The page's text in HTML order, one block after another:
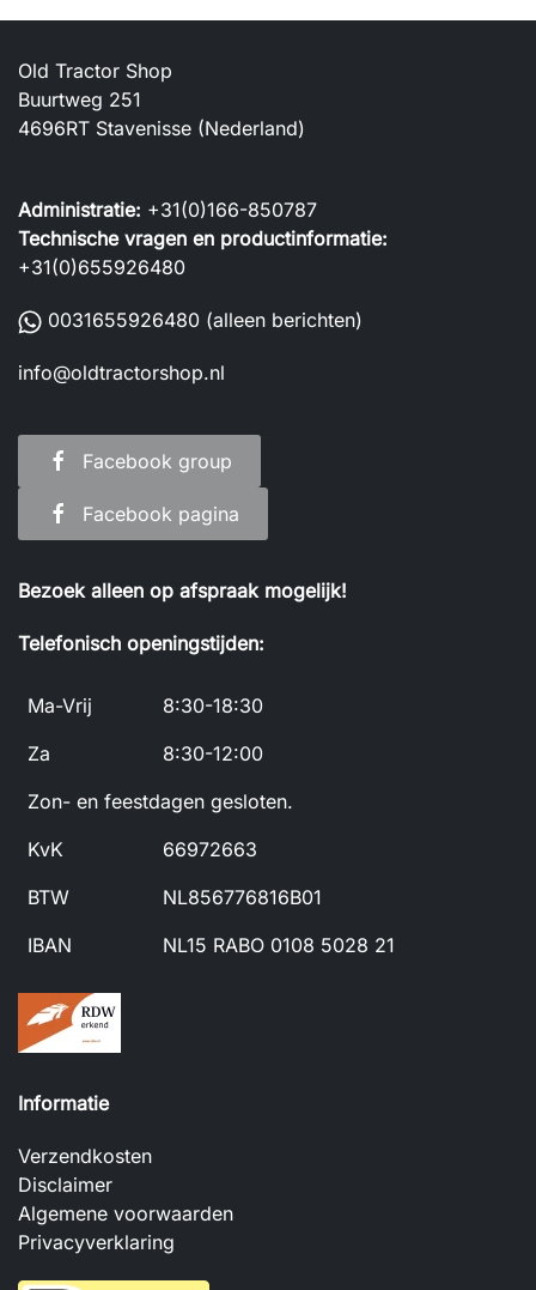
Old Tractor Shop
Buurtweg 251
4696RT Stavenisse (Nederland)
Administratie: +31(0)166-850787
Technische vragen en productinformatie:
+31(0)655926480
0031655926480 (alleen berichten)
info@oldtractorshop.nl
Facebook group
Facebook pagina
Bezoek alleen op afspraak mogelijk!
Telefonisch openingstijden:
Ma-Vrij
8:30-18:30
Za
8:30-12:00
Zon- en feestdagen gesloten.
KvK
66972663
BTW
NL856776816B01
IBAN
NL15 RABO 0108 5028 21
Informatie
Verzendkosten
Disclaimer
Algemene voorwaarden
Privacyverklaring